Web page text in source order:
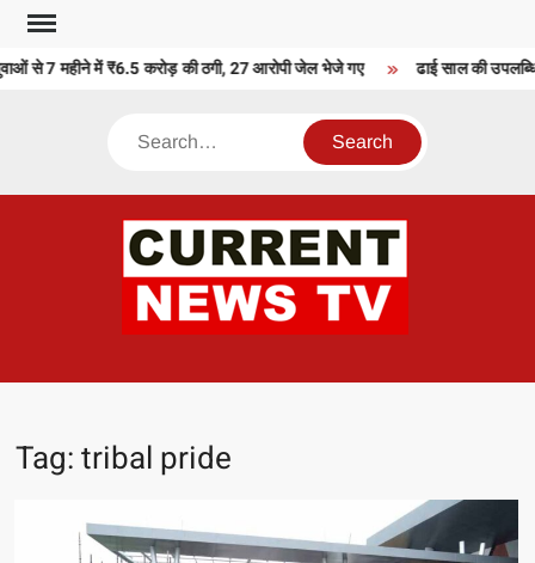
Skip
content
से 7 महीने में ₹6.5 करोड़ की ठगी, 27 आरोपी जेल भेजे गए ढाई साल की
Search
Tag:tribal pride